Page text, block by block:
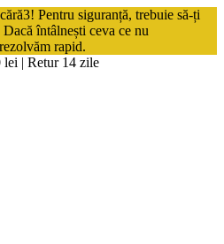
Pentru siguranță, trebuie să-ți
întâlnești ceva ce nu
rapid.
lei | Retur 14 zile